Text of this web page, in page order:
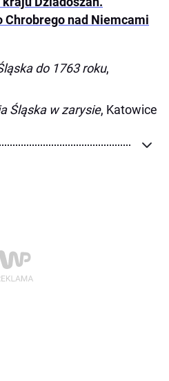
nad Niemcami
do 1763 roku,
Śląska w zarysie, Katowice